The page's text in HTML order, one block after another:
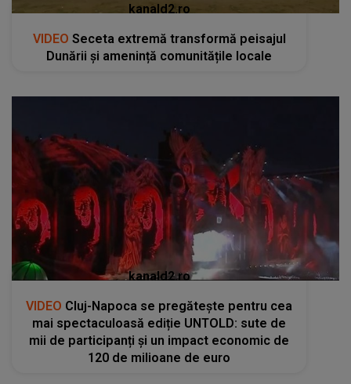
kanald2.ro
VIDEO Seceta extremă transformă peisajul
Dunării și amenință comunitățile locale
kanald2.ro
VIDEO Cluj-Napoca se pregătește pentru cea
mai spectaculoasă ediție UNTOLD: sute de
mii de participanți și un impact economic de
120 de milioane de euro